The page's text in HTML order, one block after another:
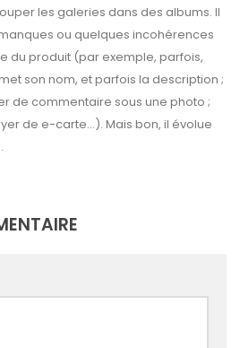
les galeries dans des albums. Il
ou quelques incohérences
du produit (par exemple, parfois,
son nom, et parfois la description ;
de commentaire sous une photo ;
de e-carte…). Mais bon, il évolue